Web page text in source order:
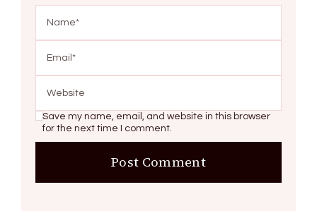
Save my name, email, and website in this browser
for the next time I comment.